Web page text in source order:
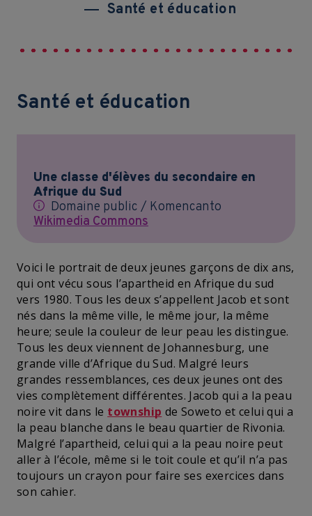
Santé et éducation
Santé et éducation
Une classe d'élèves du secondaire en
Afrique du Sud
Domaine public / Komencanto
Wikimedia Commons
Voici le portrait de deux jeunes garçons de dix ans,
qui ont vécu sous l’apartheid en Afrique du sud
vers 1980. Tous les deux s’appellent Jacob et sont
nés dans la même ville, le même jour, la même
heure; seule la couleur de leur peau les distingue.
Tous les deux viennent de Johannesburg, une
grande ville d’Afrique du Sud. Malgré leurs
grandes ressemblances, ces deux jeunes ont des
vies complètement différentes. Jacob qui a la peau
noire vit dans le township de Soweto et celui qui a
la peau blanche dans le beau quartier de Rivonia.
Malgré l’apartheid, celui qui a la peau noire peut
aller à l’école, même si le toit coule et qu’il n’a pas
toujours un crayon pour faire ses exercices dans
son cahier.